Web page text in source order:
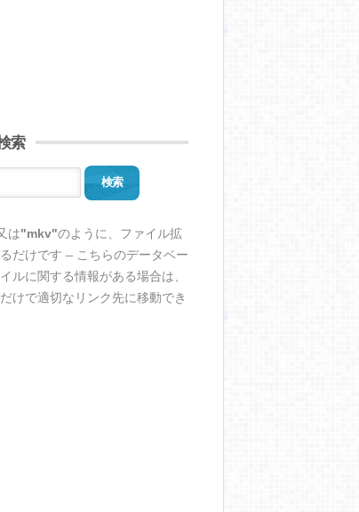
索
検索
は"mkv"のように、ファイル拡
だけです – こちらのデータベー
ルに関する情報がある場合は、
けで適切なリンク先に移動でき